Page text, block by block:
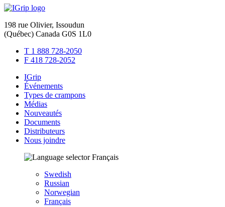
198 rue Olivier, Issoudun
(Québec) Canada G0S 1L0
T 1 888 728-2050
F 418 728-2052
IGrip
Événements
Types de crampons
Médias
Nouveautés
Documents
Distributeurs
Nous joindre
Français
Swedish
Russian
Norwegian
Français